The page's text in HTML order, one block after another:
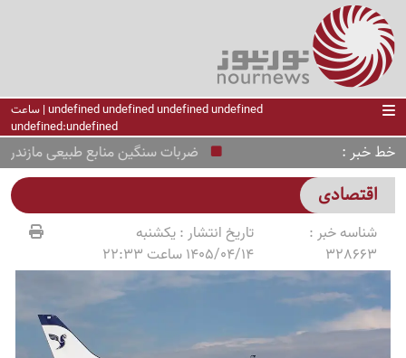
undefined undefined undefined undefined | ساعت
undefined:undefined
خط خبر ضربات سنگین منابع طبیعی مازندران
اقتصادی
شناسه خبر :
328663
تاریخ انتشار :یکشنبه
1405/04/14 ساعت 22:33